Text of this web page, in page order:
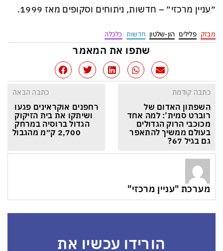
״עניין מרכזי״ – חדשות, ניתוחים וסקופים מאז 1999.
מבזק פלילים הון-שלטון חדשות כלכלה
שתפו את המאמר
כתבה קודמת
השפתון האדום של
רוברט סמית’: למה אחד
מכוכבי הרוק הגדולים
בעולם ממשיך להתאפר
גם בגיל 67?
כתבה הבאה
רחפנים אוקראינים פגעו
ושיתקו את בית הזיקוק
הגדול ברוסיה במרחק
2,700 ק״מ מהגבול
מערכת "עניין מרכזי"
הורידו עכשיו את